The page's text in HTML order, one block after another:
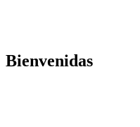
Bienvenidas